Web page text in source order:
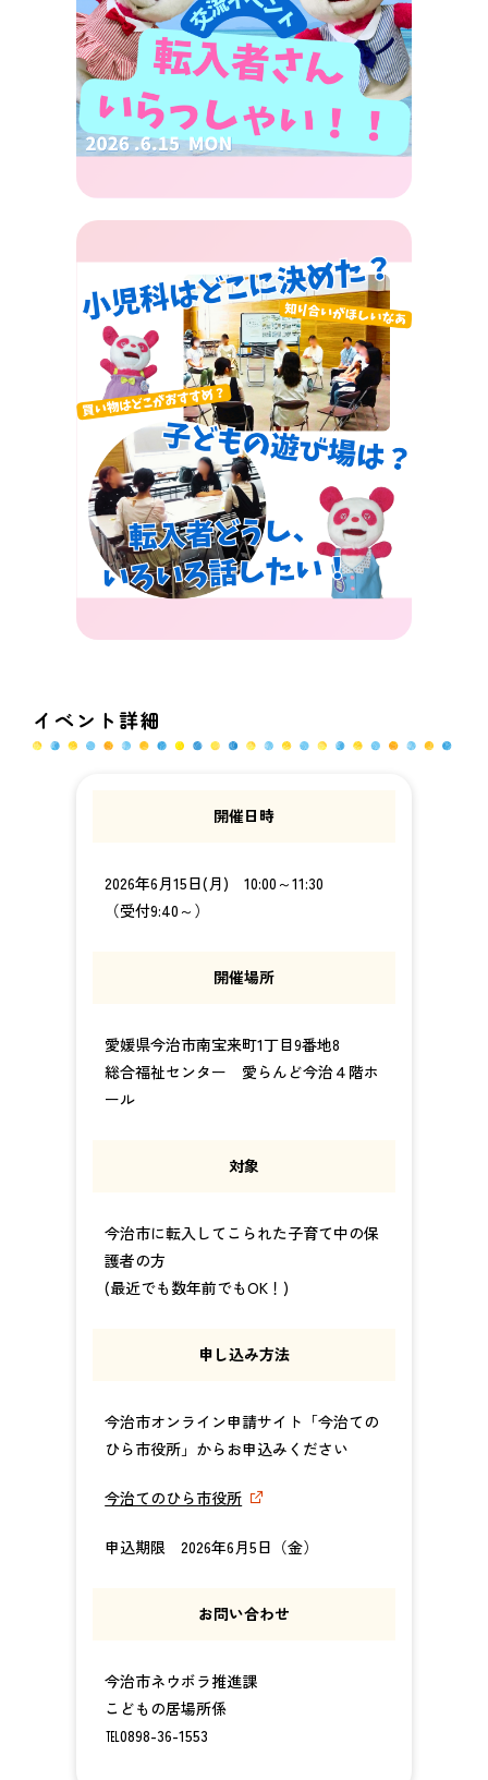
イベント詳細
開催日時
2026年6月15日(月) 10:00～11:30
（受付9:40～）
開催場所
愛媛県今治市南宝来町1丁目9番地8
総合福祉センター 愛らんど今治４階ホ
ール
対象
今治市に転入してこられた子育て中の保
護者の方
(最近でも数年前でもOK！)
申し込み方法
今治市オンライン申請サイト「今治ての
ひら市役所」からお申込みください
今治てのひら市役所
申込期限 2026年6月5日（金）
お問い合わせ
今治市ネウボラ推進課
こどもの居場所係
℡0898-36-1553